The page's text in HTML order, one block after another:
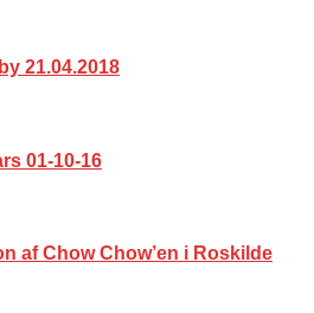
21.04.2018
01-10-16
af Chow Chow’en i Roskilde